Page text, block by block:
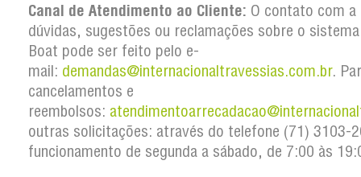
Canal de Atendimento ao Cliente: O contato com a
dúvidas, sugestões ou reclamações sobre o
Boat pode ser feito pelo e-
mail: demandas@internacionaltravessias.com.br.
cancelamentos e
reembolsos:
outras solicitações: através do telefone (71) 3103-
funcionamento de segunda a sábado, de 7:00 às